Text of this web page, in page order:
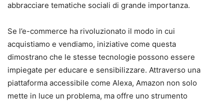
abbracciare tematiche sociali di grande importanza.
Se l’e-commerce ha rivoluzionato il modo in cui
acquistiamo e vendiamo, iniziative come questa
dimostrano che le stesse tecnologie possono essere
impiegate per educare e sensibilizzare. Attraverso una
piattaforma accessibile come Alexa, Amazon non solo
mette in luce un problema, ma offre uno strumento